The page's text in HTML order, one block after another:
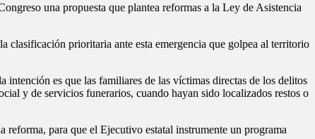
una propuesta que plantea reformas a la Ley de Asistencia
clasificación prioritaria ante esta emergencia que golpea al territorio
es que las familiares de las víctimas directas de los delitos
y de servicios funerarios, cuando hayan sido localizados restos o
para que el Ejecutivo estatal instrumente un programa